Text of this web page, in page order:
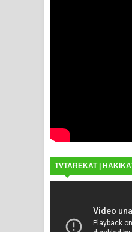
TVTAREKAT |